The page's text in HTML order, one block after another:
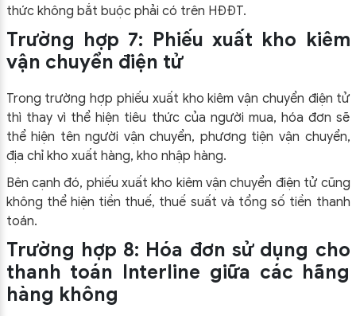
thức không bắt buộc phải có trên HĐĐT.
Trường hợp 7: Phiếu xuất kho kiêm
vận chuyển điện tử
Trong trường hợp phiếu xuất kho kiêm vận chuyển điện tử
thì thay vì thể hiện tiêu thức của người mua, hóa đơn sẽ
thể hiện tên người vận chuyển, phương tiện vận chuyển,
địa chỉ kho xuất hàng, kho nhập hàng.
Bên cạnh đó, phiếu xuất kho kiêm vận chuyển điện tử cũng
không thể hiện tiền thuế, thuế suất và tổng số tiền thanh
toán.
Trường hợp 8: Hóa đơn sử dụng cho
thanh toán Interline giữa các hãng
hàng không